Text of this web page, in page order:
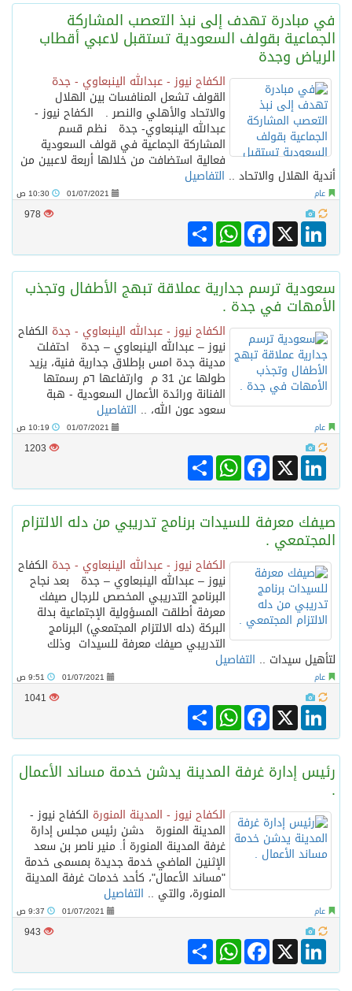
في مبادرة تهدف إلى نبذ التعصب المشاركة
الجماعية بقولف السعودية تستقبل لاعبي أقطاب
الرياض وجدة
الكفاح نيوز - عبدالله الينبعاوي - جدة
القولف تشعل المنافسات بين الهلال
والاتحاد والأهلي والنصر . الكفاح نيوز -
عبدالله الينبعاوي- جدة نظم قسم
المشاركة الجماعية في قولف السعودية
فعالية استضافت من خلالها أربعة لاعبين من
أندية الهلال والاتحاد .. التفاصيل
عام 01/07/2021
978
Share
WhatsAppFacebook X
LinkedIn
سعودية ترسم جدارية عملاقة تبهج الأطفال وتجذب
الأمهات في جدة .
الكفاح نيوز - عبدالله الينبعاوي - جدة الكفاح
نيوز – عبدالله الينبعاوي – جدة احتفلت
مدينة جدة امس بإطلاق جدارية فنية، يزيد
طولها عن 31 م وارتفاعها ٦م رسمتها
الفنانة ورائدة الأعمال السعودية - هبة
سعود عون الله، .. التفاصيل
عام 01/07/2021
1203
Share
WhatsAppFacebook X
LinkedIn
صيفك معرفة للسيدات برنامج تدريبي من دله الالتزام
المجتمعي .
الكفاح نيوز - عبدالله الينبعاوي - جدة الكفاح
نيوز – عبدالله الينبعاوي – جدة بعد نجاح
البرنامج التدريبي المخصص للرجال صيفك
معرفة أطلقت المسؤولية الإجتماعية بدلة
البركة (دله الالتزام المجتمعي) البرنامج
التدريبي صيفك معرفة للسيدات وذلك
لتأهيل سيدات .. التفاصيل
عام 01/07/2021
1041
Share
WhatsAppFacebook X
LinkedIn
رئيس إدارة غرفة المدينة يدشن خدمة مساند الأعمال
.
الكفاح نيوز - المدينة المنورة الكفاح نيوز -
المدينة المنورة دشن رئيس مجلس إدارة
غرفة المدينة المنورة أ. منير ناصر بن سعد
الإثنين الماضي خدمة جديدة بمسمى خدمة
"مساند الأعمال"، كأحد خدمات غرفة المدينة
المنورة، والتي .. التفاصيل
عام 01/07/2021
943
Share
WhatsAppFacebook X
LinkedIn